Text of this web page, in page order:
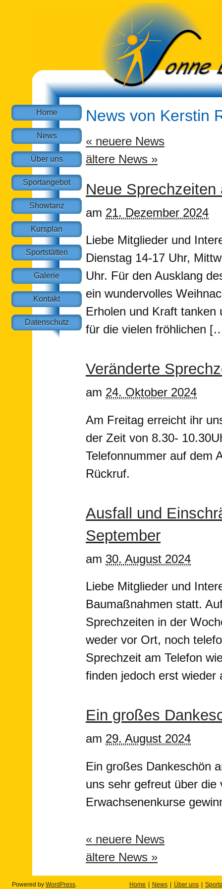
News von Kerstin
« neuere News
ältere News »
Neue Sprechzeiten
am 21. Dezember 2024
Liebe Mitglieder und
Dienstag 14-17 Uhr,
Uhr. Für den Ausklang
ein wundervolles
Erholen und Kraft tanken
für die vielen fröhlichen
Veränderte
am 24. Oktober 2024
Am Freitag erreicht ihr
der Zeit von 8.30-
Telefonnummer auf dem
Rückruf.
Ausfall und
September
am 30. August 2024
Liebe Mitglieder und
Baumaßnahmen statt.
Sprechzeiten in der
weder vor Ort, noch
Sprechzeit am Telefon
finden jedoch erst
Ein großes
am 29. August 2024
Ein großes Dankeschön
uns sehr gefreut über
Erwachsenenkurse
« neuere News
ältere News »
Home
News
Über uns
Sportangebot
Showtanz
Kursplan
Sportstätten
Galerie
Kontakt
Datenschutz
Powered by WordPress. Home News Über uns